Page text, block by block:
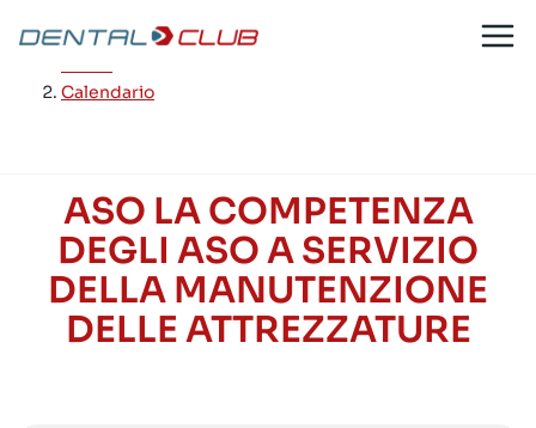
contenuto
Calendario
ASO LA COMPETENZA
DEGLI ASO A SERVIZIO
DELLA MANUTENZIONE
DELLE ATTREZZATURE